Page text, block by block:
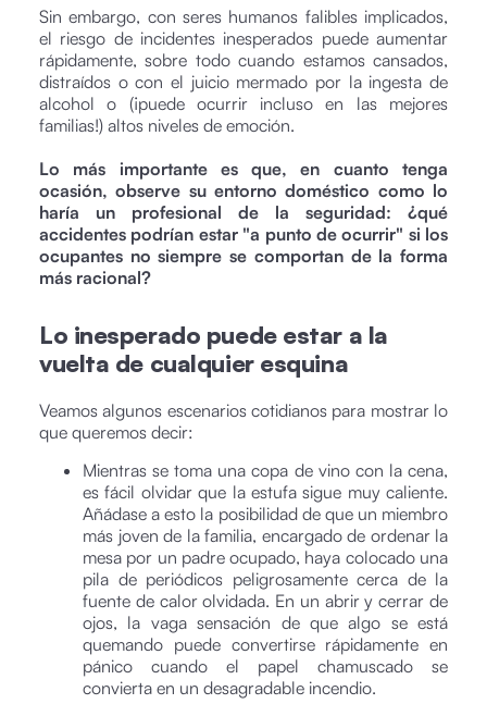
Sin embargo, con seres humanos falibles implicados,
el riesgo de incidentes inesperados puede aumentar
rápidamente, sobre todo cuando estamos cansados,
distraídos o con el juicio mermado por la ingesta de
alcohol o (¡puede ocurrir incluso en las mejores
familias!) altos niveles de emoción.
Lo más importante es que, en cuanto tenga
ocasión, observe su entorno doméstico como lo
haría un profesional de la seguridad: ¿qué
accidentes podrían estar "a punto de ocurrir" si los
ocupantes no siempre se comportan de la forma
más racional?
Lo inesperado puede estar a la
vuelta de cualquier esquina
Veamos algunos escenarios cotidianos para mostrar lo
que queremos decir:
Mientras se toma una copa de vino con la cena,
es fácil olvidar que la estufa sigue muy caliente.
Añádase a esto la posibilidad de que un miembro
más joven de la familia, encargado de ordenar la
mesa por un padre ocupado, haya colocado una
pila de periódicos peligrosamente cerca de la
fuente de calor olvidada. En un abrir y cerrar de
ojos, la vaga sensación de que algo se está
quemando puede convertirse rápidamente en
pánico cuando el papel chamuscado se
convierta en un desagradable incendio.